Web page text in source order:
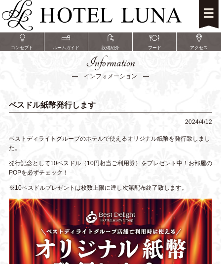
コンセプト ルームガイド 設備紹介 フード アクセス
Information
― インフォメーション ―
ベスドル紙幣発行します
2024/4/12
ベストディライトグループのホテルで使えるオリジナル紙幣を発行致しまし
た。
発行記念として10ベスドル（10円相当ご利用券）をプレゼント中！お部屋の
POPを必ずチェック！
※10ベスドルプレゼントは枚数上限に達し次第配布終了致します。